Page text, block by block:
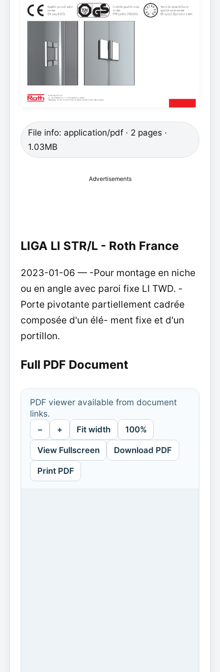
File info: application/pdf · 2 pages ·
1.03MB
Advertisements
LIGA LI STR/L - Roth France
2023-01-06 — -Pour montage en niche
ou en angle avec paroi fixe LI TWD. -
Porte pivotante partiellement cadrée
composée d'un élé- ment fixe et d'un
portillon.
Full PDF Document
PDF viewer available from document
links.
− + Fit width 100%
View Fullscreen Download PDF
Print PDF